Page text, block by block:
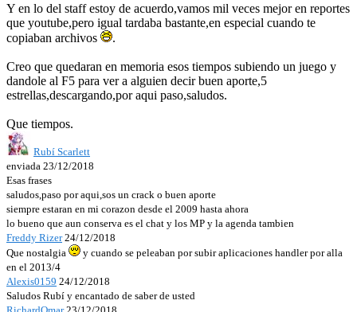
Y en lo del staff estoy de acuerdo,vamos mil veces mejor en reportes
que youtube,pero igual tardaba bastante,en especial cuando te
copiaban archivos
.
Creo que quedaran en memoria esos tiempos subiendo un juego y
dandole al F5 para ver a alguien decir buen aporte,5
estrellas,descargando,por aqui paso,saludos.
Que tiempos.
Rubí Scarlett
enviada 23/12/2018
Esas frases
saludos,paso por aqui,sos un crack o buen aporte
siempre estaran en mi corazon desde el 2009 hasta ahora
lo bueno que aun conserva es el chat y los MP y la agenda tambien
Freddy Rizer 24/12/2018
Que nostalgia
y cuando se peleaban por subir aplicaciones handler por alla
en el 2013/4
Alexis0159 24/12/2018
Saludos Rubí y encantado de saber de usted